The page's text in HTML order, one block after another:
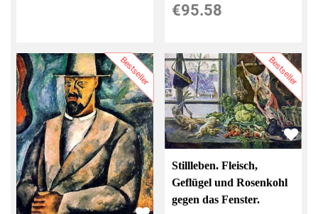
€95.58
Bestseller Bestseller
Stillleben. Fleisch,
Geflügel und Rosenkohl
gegen das Fenster.